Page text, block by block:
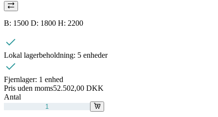
B: 1500 D: 1800 H: 2200
Lokal lagerbeholdning: 5 enheder
Fjernlager: 1 enhed
Pris uden moms52.502,00 DKK
Antal